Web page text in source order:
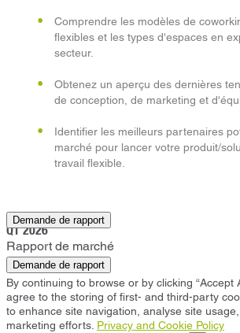
Comprendre les modèles de
flexibles et les types d'espaces en
secteur.
Obtenez un aperçu des dernières
de conception, de marketing et
Identifier les meilleurs partenaires
marché pour lancer votre produit/
travail flexible.
Demande de rapport
Croydon
Q1 2026
Rapport de marché
Demande de rapport
By continuing to browse or by clicking “Accept
agree to the storing of first- and third-party
to enhance site navigation, analyse site
marketing efforts. Privacy and Cookie Policy